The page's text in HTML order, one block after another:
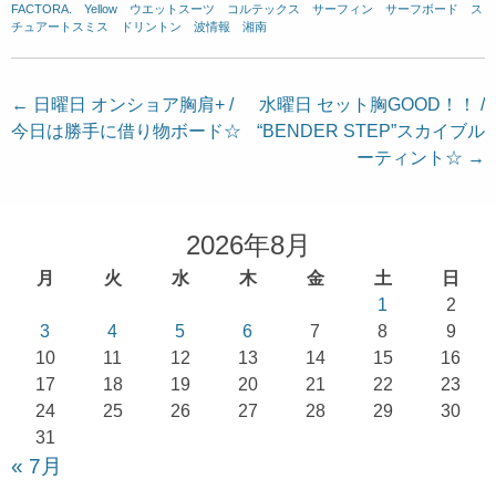
FACTORA.
Yellow ウエットスーツ コルテックス サーフィン サーフボード
ス
チュアートスミス
ドリントン 波情報 湘南
投
稿
← 日曜日 オンショア胸肩+ /
今日は勝手に借り物ボード☆
水曜日 セット胸GOOD！！ /
“BENDER STEP”スカイブル
ーティント☆ →
2026年8月
月 火 水 木 金 土
日
1
2
3
4 5 6 7 8
9
10
11 12 13 14 15
16
17
18 19 20 21 22
23
24
25 26 27 28 29
30
31
« 7月